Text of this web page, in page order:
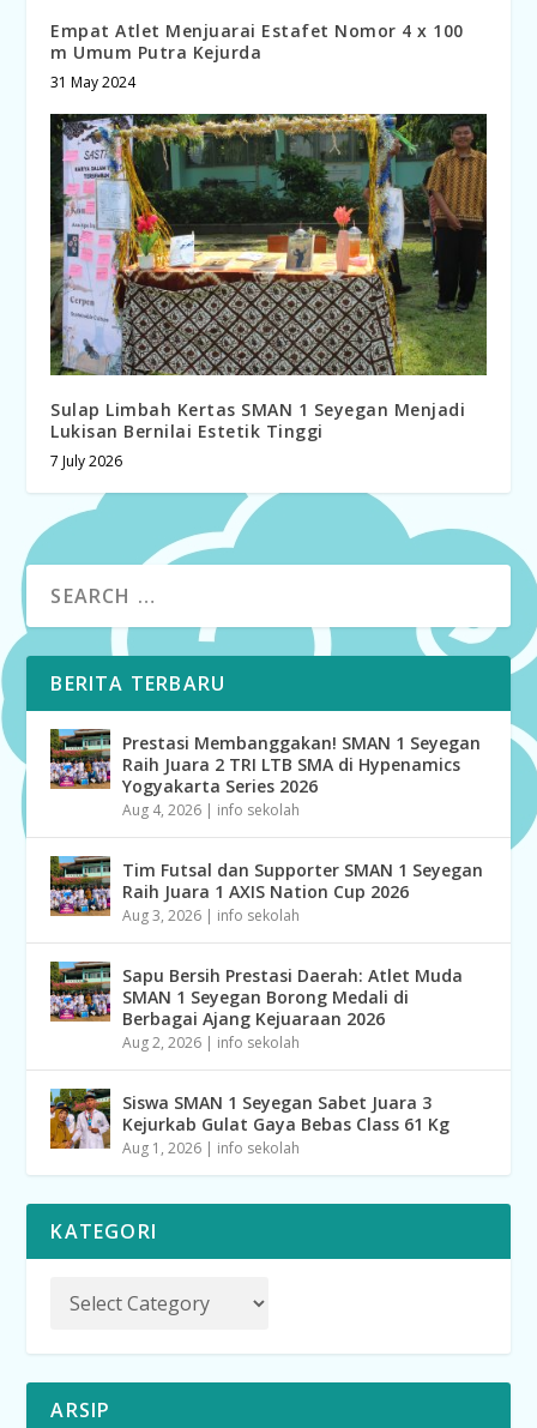
Empat Atlet Menjuarai Estafet Nomor 4 x 100
m Umum Putra Kejurda
31 May 2024
Sulap Limbah Kertas SMAN 1 Seyegan Menjadi
Lukisan Bernilai Estetik Tinggi
7 July 2026
BERITA TERBARU
Prestasi Membanggakan! SMAN 1 Seyegan
Raih Juara 2 TRI LTB SMA di Hypenamics
Yogyakarta Series 2026
Aug 4, 2026 | info sekolah
Tim Futsal dan Supporter SMAN 1 Seyegan
Raih Juara 1 AXIS Nation Cup 2026
Aug 3, 2026 | info sekolah
Sapu Bersih Prestasi Daerah: Atlet Muda
SMAN 1 Seyegan Borong Medali di
Berbagai Ajang Kejuaraan 2026
Aug 2, 2026 | info sekolah
Siswa SMAN 1 Seyegan Sabet Juara 3
Kejurkab Gulat Gaya Bebas Class 61 Kg
Aug 1, 2026 | info sekolah
KATEGORI
ARSIP